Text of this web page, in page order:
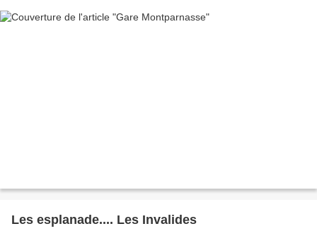
Les esplanade.... Les Invalides